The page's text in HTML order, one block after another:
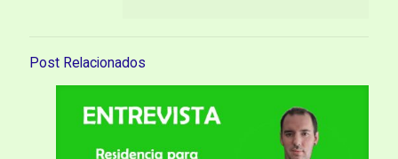
Post Relacionados